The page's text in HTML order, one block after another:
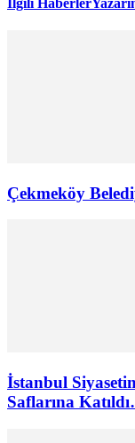
Çekmeköy
İstanbul
Saflarına